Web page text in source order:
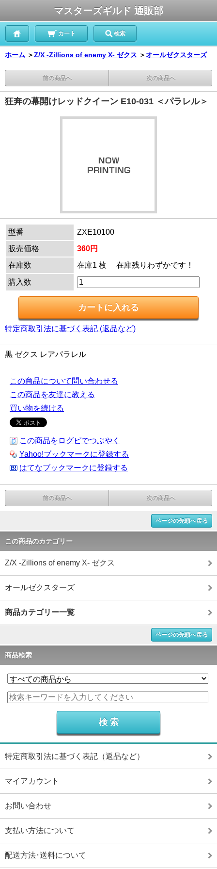
マスターズギルド 通販部
カート 検索
ホーム ＞Z/X -Zillions of enemy X- ゼクス ＞オールゼクスターズ
前の商品へ 次の商品へ
狂奔の幕開けレッドクイーン E10-031 ＜パラレル＞
型番
ZXE10100
販売価格
360円
在庫数
在庫1 枚 在庫残りわずかです！
購入数
特定商取引法に基づく表記 (返品など)
黒 ゼクス レアパラレル
この商品について問い合わせる
この商品を友達に教える
買い物を続ける
この商品をログピでつぶやく
Yahoo!ブックマークに登録する
はてなブックマークに登録する
前の商品へ 次の商品へ
ページの先頭へ戻る
この商品のカテゴリー
Z/X -Zillions of enemy X- ゼクス
オールゼクスターズ
商品カテゴリー一覧
ページの先頭へ戻る
商品検索
特定商取引法に基づく表記（返品など）
マイアカウント
お問い合わせ
支払い方法について
配送方法･送料について